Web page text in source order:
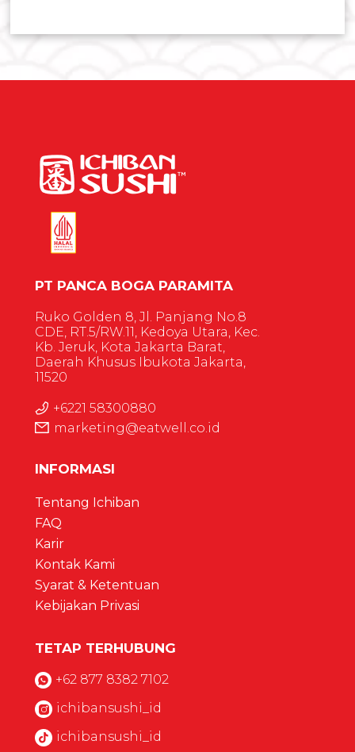
PT PANCA BOGA PARAMITA
Ruko Golden 8, Jl. Panjang No.8
CDE, RT.5/RW.11, Kedoya Utara, Kec.
Kb. Jeruk, Kota Jakarta Barat,
Daerah Khusus Ibukota Jakarta,
11520
+6221 58300880
marketing@eatwell.co.id
INFORMASI
Tentang Ichiban
FAQ
Karir
Kontak Kami
Syarat & Ketentuan
Kebijakan Privasi
TETAP TERHUBUNG
+62 877 8382 7102
ichibansushi_id
ichibansushi_id